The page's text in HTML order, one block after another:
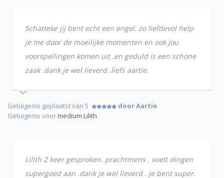
Schatteke jij bent echt een engel. zo liefdevol help
je me door de moeilijke momenten en ook jou
voorspellingen komen uit .en geduld is een schone
zaak .dank je wel lieverd .liefs aartie.
Getuigenis geplaatst van 5
door Aartie
Getuigenis voormedium Lilith
Lilith 2 keer gesproken. prachtmens . voelt dingen
supergoed aan .dank je wel lieverd . je bent super.